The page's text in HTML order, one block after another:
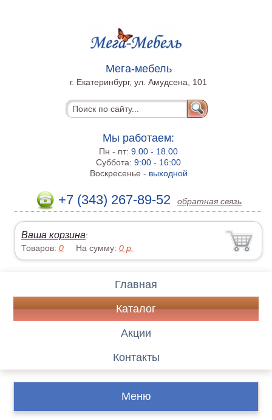
Мега-мебель
г. Екатеринбург, ул. Амудсена, 101
Мы работаем:
Пн - пт:9.00 - 18.00
Суббота:9:00 - 16:00
Воскресенье - выходной
+7 (343) 267-89-52 обратная связь
Ваша корзина:
Товаров:0 На сумму:0 р.
Главная
Каталог
Акции
Контакты
Меню